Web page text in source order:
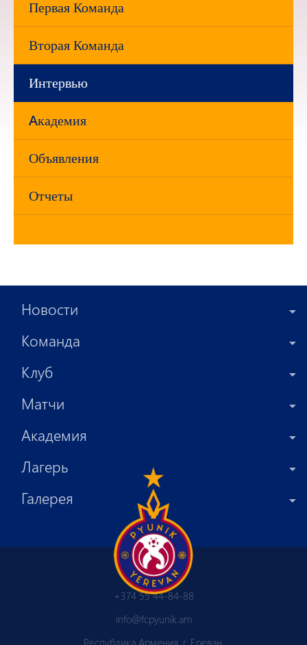
Первая Команда
Вторая Команда
Интервью
Aкадемия
Объявления
Отчеты
Новости
Команда
Клуб
Матчи
Академия
Лагерь
Галерея
+374 55 44-84-88
info@fcpyunik.am
Республика Армения, г. Ереван,